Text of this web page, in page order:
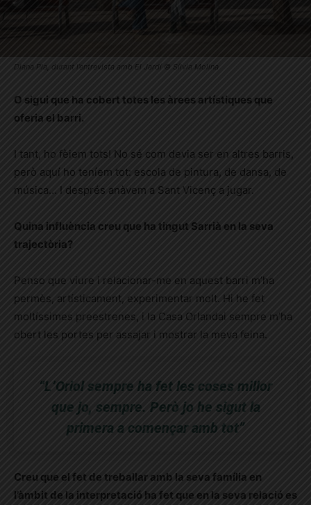
Diana Pla, durant l’entrevista amb El Jardí © Sílvia Molina
O sigui que ha cobert totes les àrees artístiques que
oferia el barri.
I tant, ho fèiem tots! No sé com devia ser en altres barris,
però aquí ho teníem tot: escola de pintura, de dansa, de
música… I després anàvem a Sant Vicenç a jugar.
Quina influència creu que ha tingut Sarrià en la seva
trajectòria?
Penso que viure i relacionar-me en aquest barri m’ha
permès, artísticament, experimentar molt. Hi he fet
moltíssimes preestrenes, i la Casa Orlandai sempre m’ha
obert les portes per assajar i mostrar la meva feina.
“L’Oriol sempre ha fet les coses millor
que jo, sempre. Però jo he sigut la
primera a començar amb tot”
Creu que el fet de treballar amb la seva família en
l’àmbit de la interpretació ha fet que en la seva relació es